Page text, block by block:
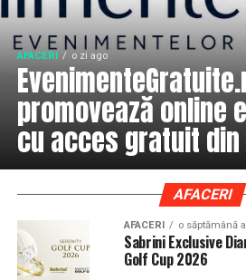
AFACERI o zi ago
promovează online
cu acces gratuit din
AFACERI
AFACERI o săptămână
Sabrini Exclusive
Golf Cup 2026